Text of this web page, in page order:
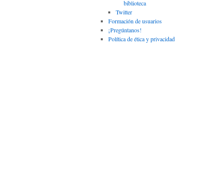
biblioteca
Twitter
Formación de usuarios
¡Pregúntanos!
Política de ética y privacidad